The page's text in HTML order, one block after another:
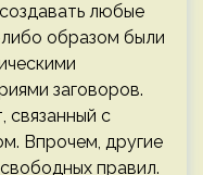
любые
образом были
заговоров.
связанный с
Впрочем, другие
правил.